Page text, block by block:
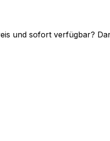
und sofort verfügbar?